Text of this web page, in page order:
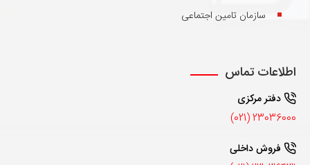
سازمان تامین اجتماعی
اطلاعات تماس
دفتر مرکزی
23036000 (021)
فروش داخلی